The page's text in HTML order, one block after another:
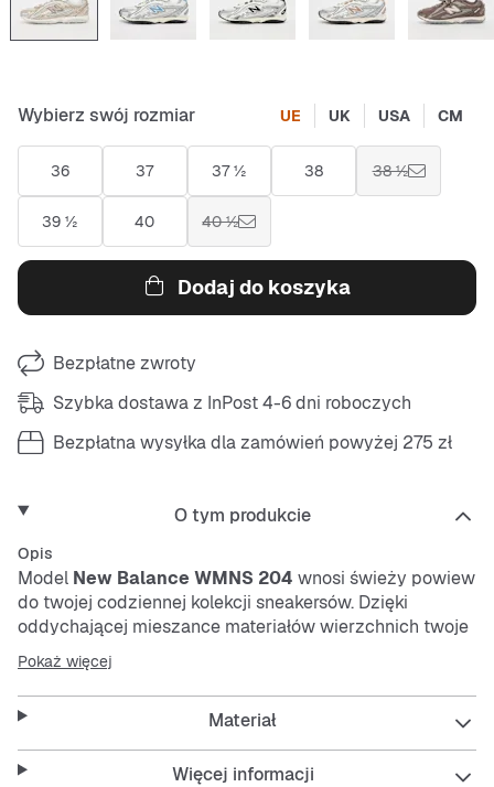
Wybierz swój rozmiar UE UK USA CM
36 37 37 ½ 38 38 ½
39 ½ 40 40 ½
Dodaj do koszyka
Bezpłatne zwroty
Szybka dostawa z InPost 4-6 dni roboczych
Bezpłatna wysyłka dla zamówień powyżej 275 zł
O tym produkcie
Opis
Model New Balance WMNS 204 wnosi świeży powiew
do twojej codziennej kolekcji sneakersów. Dzięki
oddychającej mieszance materiałów wierzchnich twoje
stopy pozostaną przyjemnie chłodne nawet w gorące
dni. Wygodne wyściółki i amortyzująca podeszwa
zapewniają komfort przy każdym kroku. Ten sneaker jest
solidny, łatwy w pielęgnacji i oferuje pewną
przyczepność dzięki antypoślizgowej podeszwie
zewnętrznej.
Pokaż więcej
Materiał
Więcej informacji